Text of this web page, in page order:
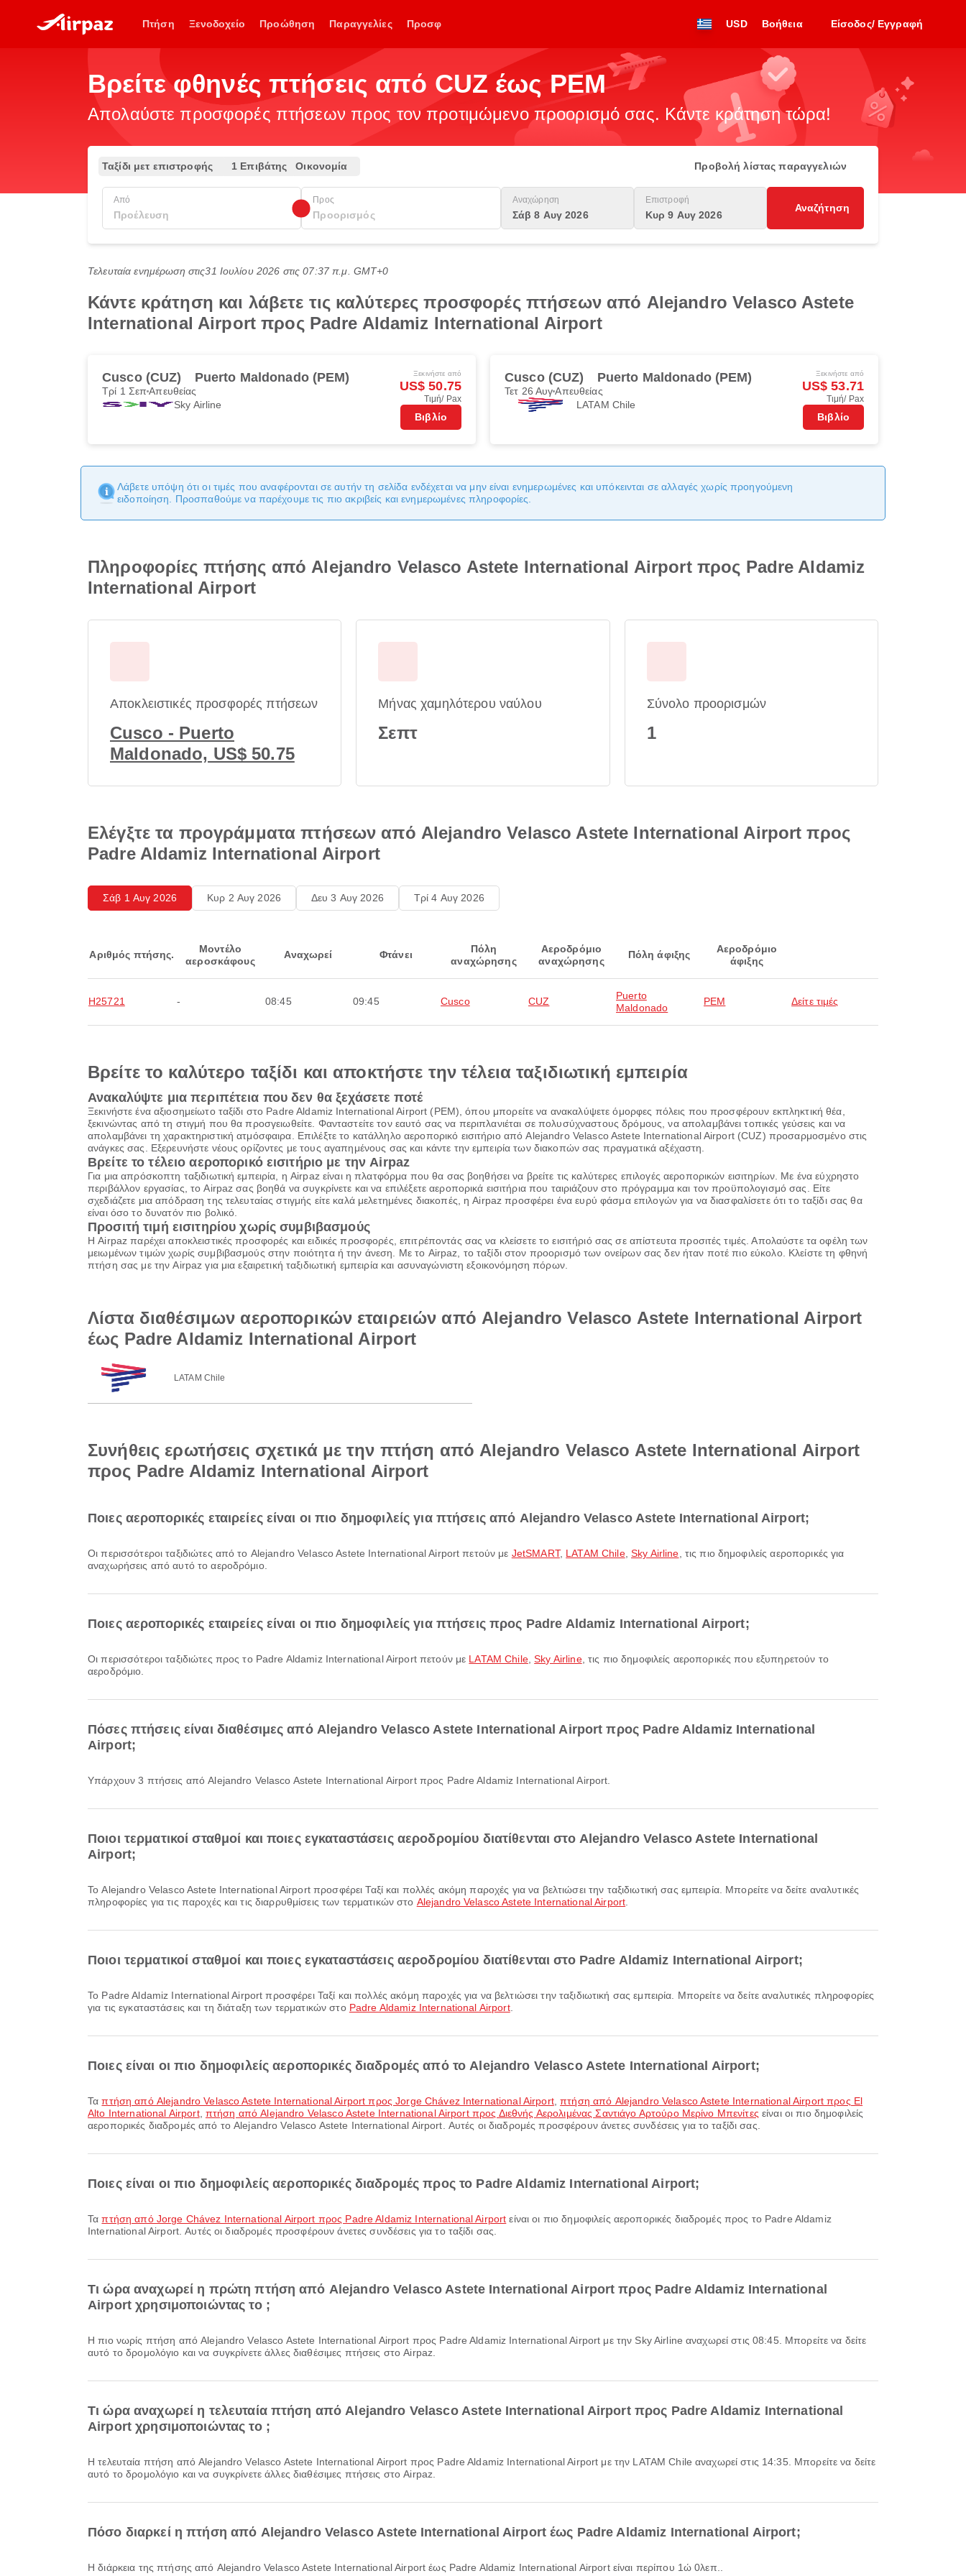
Πτήση Ξενοδοχείο Προώθηση Παραγγελίες Προσφ USD Βοήθεια Είσοδος/ Εγγραφή
Βρείτε φθηνές πτήσεις από CUZ έως PEM
Απολαύστε προσφορές πτήσεων προς τον προτιμώμενο προορισμό σας. Κάντε κράτηση τώρα!
Ταξίδι μετ επιστροφής 1 Επιβάτης Οικονομία Προβολή λίστας παραγγελιών
Από Προς Αναχώρηση
Σάβ 8 Αυγ 2026
Επιστροφή
Κυρ 9 Αυγ 2026
Αναζήτηση
Τελευταία ενημέρωση στις31 Ιουλίου 2026 στις 07:37 π.μ. GMT+0
Κάντε κράτηση και λάβετε τις καλύτερες προσφορές πτήσεων από Alejandro Velasco Astete
International Airport προς Padre Aldamiz International Airport
Cusco (CUZ) Puerto Maldonado (PEM)
Τρί 1 ΣεπΑπευθείας
Sky Airline
Ξεκινήστε από
US$ 50.75
Τιμή/ Pax
Βιβλίο
Cusco (CUZ) Puerto Maldonado (PEM)
Τετ 26 ΑυγΑπευθείας
LATAM Chile
Ξεκινήστε από
US$ 53.71
Τιμή/ Pax
Βιβλίο
Λάβετε υπόψη ότι οι τιμές που αναφέρονται σε αυτήν τη σελίδα ενδέχεται να μην είναι ενημερωμένες και υπόκεινται σε αλλαγές χωρίς προηγούμενη
ειδοποίηση. Προσπαθούμε να παρέχουμε τις πιο ακριβείς και ενημερωμένες πληροφορίες.
Πληροφορίες πτήσης από Alejandro Velasco Astete International Airport προς Padre Aldamiz
International Airport
Αποκλειστικές προσφορές πτήσεων
Cusco - Puerto
Maldonado, US$ 50.75
Μήνας χαμηλότερου ναύλου
Σεπτ
Σύνολο προορισμών
1
Ελέγξτε τα προγράμματα πτήσεων από Alejandro Velasco Astete International Airport προς
Padre Aldamiz International Airport
Σάβ 1 Αυγ 2026 Κυρ 2 Αυγ 2026 Δευ 3 Αυγ 2026 Τρί 4 Αυγ 2026
Αριθμός πτήσης.
Μοντέλο
αεροσκάφους
Αναχωρεί Φτάνει
Πόλη
αναχώρησης
Αεροδρόμιο
αναχώρησης
Πόλη άφιξης
Αεροδρόμιο
άφιξης
H25721 - 08:45 09:45 Cusco CUZ
Puerto
Maldonado
PEM Δείτε τιμές
Βρείτε το καλύτερο ταξίδι και αποκτήστε την τέλεια ταξιδιωτική εμπειρία
Ανακαλύψτε μια περιπέτεια που δεν θα ξεχάσετε ποτέ
Ξεκινήστε ένα αξιοσημείωτο ταξίδι στο Padre Aldamiz International Airport (PEM), όπου μπορείτε να ανακαλύψετε όμορφες πόλεις που προσφέρουν εκπληκτική θέα,
ξεκινώντας από τη στιγμή που θα προσγειωθείτε. Φανταστείτε τον εαυτό σας να περιπλανιέται σε πολυσύχναστους δρόμους, να απολαμβάνει τοπικές γεύσεις και να
απολαμβάνει τη χαρακτηριστική ατμόσφαιρα. Επιλέξτε το κατάλληλο αεροπορικό εισιτήριο από Alejandro Velasco Astete International Airport (CUZ) προσαρμοσμένο στις
ανάγκες σας. Εξερευνήστε νέους ορίζοντες με τους αγαπημένους σας και κάντε την εμπειρία των διακοπών σας πραγματικά αξέχαστη.
Βρείτε το τέλειο αεροπορικό εισιτήριο με την Airpaz
Για μια απρόσκοπτη ταξιδιωτική εμπειρία, η Airpaz είναι η πλατφόρμα που θα σας βοηθήσει να βρείτε τις καλύτερες επιλογές αεροπορικών εισιτηρίων. Με ένα εύχρηστο
περιβάλλον εργασίας, το Airpaz σας βοηθά να συγκρίνετε και να επιλέξετε αεροπορικά εισιτήρια που ταιριάζουν στο πρόγραμμα και τον προϋπολογισμό σας. Είτε
σχεδιάζετε μια απόδραση της τελευταίας στιγμής είτε καλά μελετημένες διακοπές, η Airpaz προσφέρει ένα ευρύ φάσμα επιλογών για να διασφαλίσετε ότι το ταξίδι σας θα
είναι όσο το δυνατόν πιο βολικό.
Προσιτή τιμή εισιτηρίου χωρίς συμβιβασμούς
Η Airpaz παρέχει αποκλειστικές προσφορές και ειδικές προσφορές, επιτρέποντάς σας να κλείσετε το εισιτήριό σας σε απίστευτα προσιτές τιμές. Απολαύστε τα οφέλη των
μειωμένων τιμών χωρίς συμβιβασμούς στην ποιότητα ή την άνεση. Με το Airpaz, το ταξίδι στον προορισμό των ονείρων σας δεν ήταν ποτέ πιο εύκολο. Κλείστε τη φθηνή
πτήση σας με την Airpaz για μια εξαιρετική ταξιδιωτική εμπειρία και ασυναγώνιστη εξοικονόμηση πόρων.
Λίστα διαθέσιμων αεροπορικών εταιρειών από Alejandro Velasco Astete International Airport
έως Padre Aldamiz International Airport
LATAM Chile
Συνήθεις ερωτήσεις σχετικά με την πτήση από Alejandro Velasco Astete International Airport
προς Padre Aldamiz International Airport
Ποιες αεροπορικές εταιρείες είναι οι πιο δημοφιλείς για πτήσεις από Alejandro Velasco Astete International Airport;
Οι περισσότεροι ταξιδιώτες από το Alejandro Velasco Astete International Airport πετούν με JetSMART, LATAM Chile, Sky Airline , τις πιο δημοφιλείς αεροπορικές για
αναχωρήσεις από αυτό το αεροδρόμιο.
Ποιες αεροπορικές εταιρείες είναι οι πιο δημοφιλείς για πτήσεις προς Padre Aldamiz International Airport;
Οι περισσότεροι ταξιδιώτες προς το Padre Aldamiz International Airport πετούν με LATAM Chile,Sky Airline, τις πιο δημοφιλείς αεροπορικές που εξυπηρετούν το
αεροδρόμιο.
Πόσες πτήσεις είναι διαθέσιμες από Alejandro Velasco Astete International Airport προς Padre Aldamiz International
Airport;
Υπάρχουν 3 πτήσεις από Alejandro Velasco Astete International Airport προς Padre Aldamiz International Airport.
Ποιοι τερματικοί σταθμοί και ποιες εγκαταστάσεις αεροδρομίου διατίθενται στο Alejandro Velasco Astete International
Airport;
Το Alejandro Velasco Astete International Airport προσφέρει Ταξί και πολλές ακόμη παροχές για να βελτιώσει την ταξιδιωτική σας εμπειρία. Μπορείτε να δείτε αναλυτικές
πληροφορίες για τις παροχές και τις διαρρυθμίσεις των τερματικών στο Alejandro Velasco Astete International Airport
Ποιοι τερματικοί σταθμοί και ποιες εγκαταστάσεις αεροδρομίου διατίθενται στο Padre Aldamiz International Airport;
Το Padre Aldamiz International Airport προσφέρει Ταξί και πολλές ακόμη παροχές για να βελτιώσει την ταξιδιωτική σας εμπειρία. Μπορείτε να δείτε αναλυτικές πληροφορίες
για τις εγκαταστάσεις και τη διάταξη των τερματικών στο Padre Aldamiz International Airport.
Ποιες είναι οι πιο δημοφιλείς αεροπορικές διαδρομές από το Alejandro Velasco Astete International Airport;
Ταπτήση από Alejandro Velasco Astete International Airport προς Jorge Chávez International Airport,πτήση από Alejandro Velasco Astete International Airport προς El
Alto International Airport, πτήση από Alejandro Velasco Astete International Airport προς Διεθνής Αερολιμένας Σαντιάγο Αρτούρο Μερίνο Μπενίτες είναι οι πιο δημοφιλείς
αεροπορικές διαδρομές από το Alejandro Velasco Astete International Airport. Αυτές οι διαδρομές προσφέρουν άνετες συνδέσεις για το ταξίδι σας.
Ποιες είναι οι πιο δημοφιλείς αεροπορικές διαδρομές προς το Padre Aldamiz International Airport;
Ταπτήση από Jorge Chávez International Airport προς Padre Aldamiz International Airport είναι οι πιο δημοφιλείς αεροπορικές διαδρομές προς το Padre Aldamiz
International Airport. Αυτές οι διαδρομές προσφέρουν άνετες συνδέσεις για το ταξίδι σας.
Τι ώρα αναχωρεί η πρώτη πτήση από Alejandro Velasco Astete International Airport προς Padre Aldamiz International
Airport χρησιμοποιώντας το ;
Η πιο νωρίς πτήση από Alejandro Velasco Astete International Airport προς Padre Aldamiz International Airport με την Sky Airline αναχωρεί στις 08:45. Μπορείτε να δείτε
αυτό το δρομολόγιο και να συγκρίνετε άλλες διαθέσιμες πτήσεις στο Airpaz.
Τι ώρα αναχωρεί η τελευταία πτήση από Alejandro Velasco Astete International Airport προς Padre Aldamiz International
Airport χρησιμοποιώντας το ;
Η τελευταία πτήση από Alejandro Velasco Astete International Airport προς Padre Aldamiz International Airport με την LATAM Chile αναχωρεί στις 14:35. Μπορείτε να δείτε
αυτό το δρομολόγιο και να συγκρίνετε άλλες διαθέσιμες πτήσεις στο Airpaz.
Πόσο διαρκεί η πτήση από Alejandro Velasco Astete International Airport έως Padre Aldamiz International Airport;
Η διάρκεια της πτήσης από Alejandro Velasco Astete International Airport έως Padre Aldamiz International Airport είναι περίπου 1ώ 0λεπ..